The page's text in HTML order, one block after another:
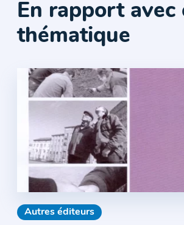
En rapport avec
thématique
Autres éditeurs